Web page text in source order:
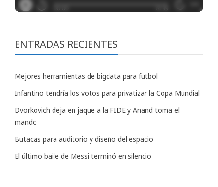
ENTRADAS RECIENTES
Mejores herramientas de bigdata para futbol
Infantino tendría los votos para privatizar la Copa Mundial
Dvorkovich deja en jaque a la FIDE y Anand toma el
mando
Butacas para auditorio y diseño del espacio
El último baile de Messi terminó en silencio